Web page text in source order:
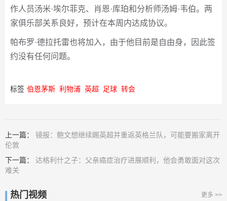
作人员汤米·埃尔菲克、肖恩·库珀和分析师汤姆·韦伯。两
家俱乐部关系良好，预计在本周内达成协议。
帕布罗·德拉托雷也将加入，由于他目前是自由身，因此签
约没有任何问题。
标签 伯恩茅斯 利物浦 英超 足球 转会
上一篇： 镜报：鲍文想继续踢英超并重返英格兰队，可能要搬家离开
伦敦
下一篇： 达格利什之子：父亲癌症治疗进展顺利，他会勇敢面对这次
难关
热门视频 更多 >>